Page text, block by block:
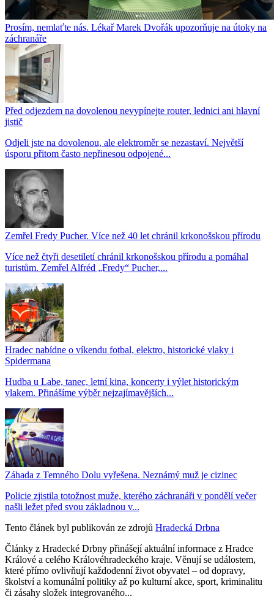
Prosím, nemlaťte nás. Lékař Marek Dvořák upozorňuje na útoky na
záchranáře
Před odjezdem na dovolenou nevypínejte router, lednici ani hlavní
jistič
Odjeli jste na dovolenou, ale elektroměr se nezastaví. Největší
úsporu přitom často nepřinesou odpojené...
Zemřel Fredy Pucher. Více než 40 let chránil krkonošskou přírodu
Více než čtyři desetiletí chránil krkonošskou přírodu a pomáhal
turistům. Zemřel Alfréd „Fredy“ Pucher,...
Hradec nabídne o víkendu fotbal, elektro, historické vlaky i
Spidermana
Hudba u Labe, tanec, letní kina, koncerty i výlet historickým
vlakem. Přinášíme výběr nejzajímavějších...
Záhada z Temného Dolu vyřešena. Neznámý muž je cizinec
Policie zjistila totožnost muže, kterého záchranáři v pondělí večer
našli ležet před svou základnou v...
Tento článek byl publikován ze zdrojů Hradecká Drbna
Články z Hradecké Drbny přinášejí aktuální informace z Hradce
Králové a celého Královéhradeckého kraje. Věnují se událostem,
které přímo ovlivňují každodenní život obyvatel – od dopravy,
školství a komunální politiky až po kulturní akce, sport, kriminalitu
či zásahy složek integrovaného...